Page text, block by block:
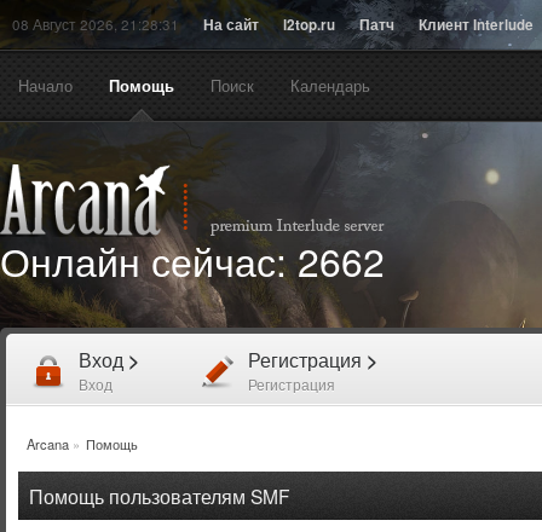
08 Август 2026, 21:28:31 На сайт l2top.ru Патч Клиент Interlude
Начало Помощь Поиск Календарь
Онлайн сейчас:2662
Вход >
Вход
Регистрация >
Регистрация
Arcana» Помощь
Помощь пользователям SMF